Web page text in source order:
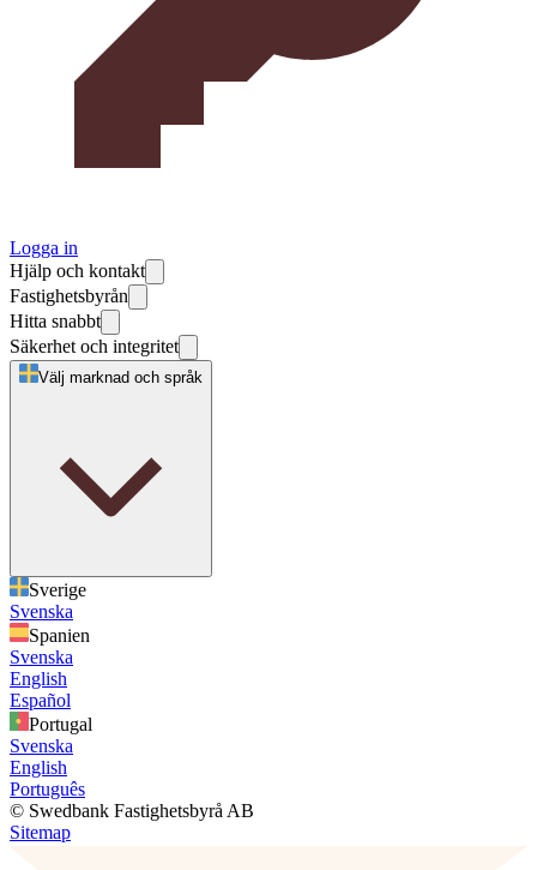
Logga in
Hjälp och kontakt
Fastighetsbyrån
Hitta snabbt
Säkerhet och integritet
Välj marknad och språk
Sverige
Svenska
Spanien
Svenska
English
Español
Portugal
Svenska
English
Português
© Swedbank Fastighetsbyrå AB
Sitemap